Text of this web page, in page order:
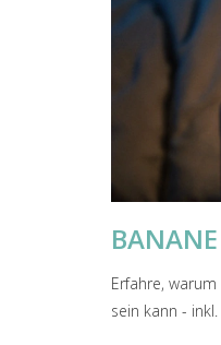
Erfahre,
sein kann -